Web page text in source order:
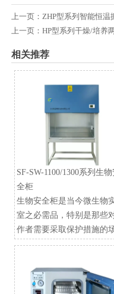
上一页： ZHP型系列智能恒温
上一页： HP型系列干燥/培养
相关推荐
SF-SW-1100/1300系列生
全柜
生物安全柜是当今微生物
室之必需品，特别是那些
作者需要采取保护措施的